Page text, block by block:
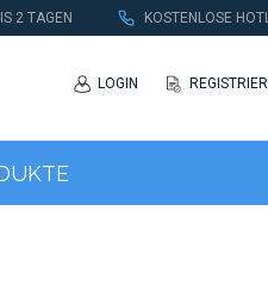
2 TAGEN KOSTENLOSE
LOGIN